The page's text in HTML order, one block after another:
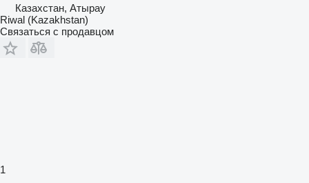
Казахстан, Атырау
Riwal (Kazakhstan)
Связаться с продавцом
1